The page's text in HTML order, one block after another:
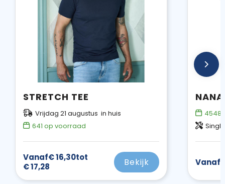
STRETCH TEE
Vrijdag 21 augustus in huis
641 op voorraad
Vanaf€ 16,30tot
€ 17,28
Bekijk
45482
Vanaf